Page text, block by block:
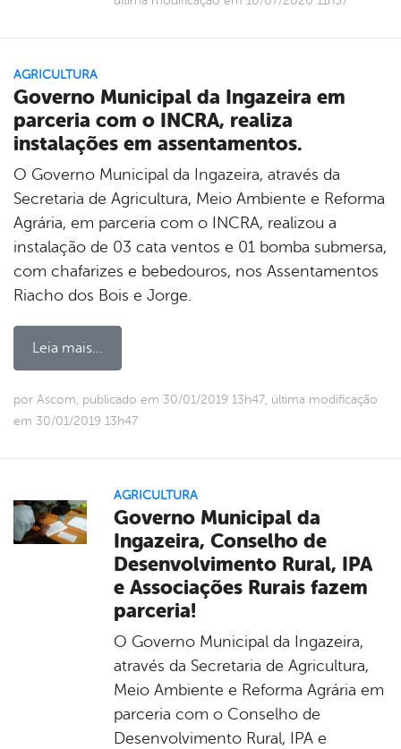
AGRICULTURA
Governo Municipal da Ingazeira em
parceria com o INCRA, realiza
instalações em assentamentos.
O Governo Municipal da Ingazeira, através da
Secretaria de Agricultura, Meio Ambiente e Reforma
Agrária, em parceria com o INCRA, realizou a
instalação de 03 cata ventos e 01 bomba submersa,
com chafarizes e bebedouros, nos Assentamentos
Riacho dos Bois e Jorge.
Leia mais...
por Ascom, publicado em 30/01/2019 13h47, última modificação
em 30/01/2019 13h47
AGRICULTURA
Governo Municipal da
Ingazeira, Conselho de
Desenvolvimento Rural, IPA
e Associações Rurais fazem
parceria!
O Governo Municipal da Ingazeira,
através da Secretaria de Agricultura,
Meio Ambiente e Reforma Agrária em
parceria com o Conselho de
Desenvolvimento Rural, IPA e